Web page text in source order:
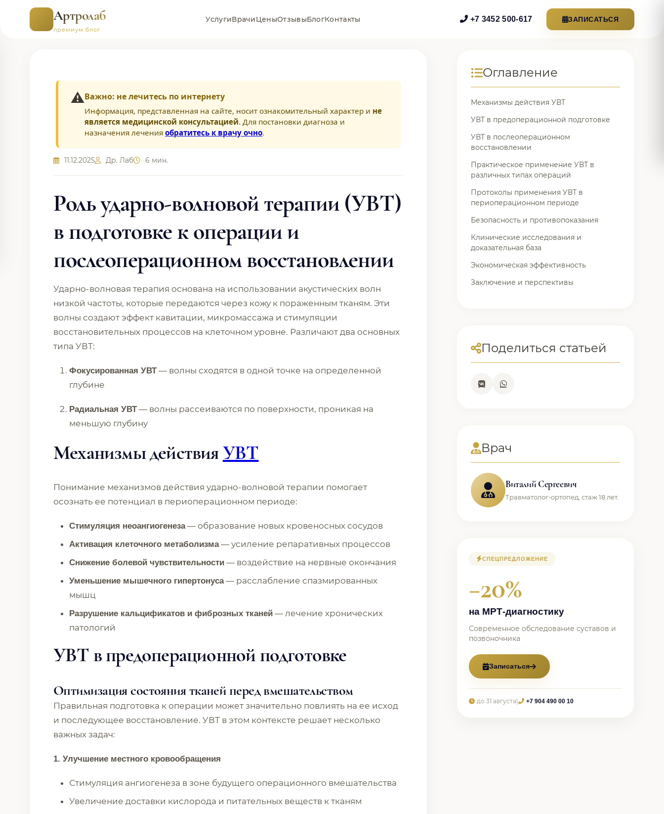
Артролаб
премиум блог
УслугиВрачиЦеныОтзывыБлогКонтакты +7 3452 500-617 ЗАПИСАТЬСЯ
⚠️Важно: не лечитесь по интернету
Информация, представленная на сайте, носит ознакомительный характер и не
является медицинской консультацией. Для постановки диагноза и
назначения лечения обратитесь к врачу очно.
11.12.2025 Др. Лаб 6 мин.
Роль ударно-волновой терапии (УВТ)
в подготовке к операции и
послеоперационном восстановлении
Ударно-волновая терапия основана на использовании акустических волн
низкой частоты, которые передаются через кожу к пораженным тканям. Эти
волны создают эффект кавитации, микромассажа и стимуляции
восстановительных процессов на клеточном уровне. Различают два основных
типа УВТ:
Фокусированная УВТ— волны сходятся в одной точке на определенной
глубине
Радиальная УВТ— волны рассеиваются по поверхности, проникая на
меньшую глубину
Механизмы действияУВТ
Понимание механизмов действия ударно-волновой терапии помогает
осознать ее потенциал в периоперационном периоде:
Стимуляция неоангиогенеза— образование новых кровеносных сосудов
Активация клеточного метаболизма— усиление репаративных процессов
Снижение болевой чувствительности — воздействие на нервные окончания
Уменьшение мышечного гипертонуса— расслабление спазмированных
мышц
Разрушение кальцификатов и фиброзных тканей — лечение хронических
патологий
УВТ в предоперационной подготовке
Оптимизация состояния тканей перед вмешательством
Правильная подготовка к операции может значительно повлиять на ее исход
и последующее восстановление. УВТ в этом контексте решает несколько
важных задач:
1. Улучшение местного кровообращения
Стимуляция ангиогенеза в зоне будущего операционного вмешательства
Увеличение доставки кислорода и питательных веществ к тканям
Оглавление
Механизмы действия УВТ
УВТ в предоперационной подготовке
УВТ в послеоперационном
восстановлении
Практическое применение УВТ в
различных типах операций
Протоколы применения УВТ в
периоперационном периоде
Безопасность и противопоказания
Клинические исследования и
доказательная база
Экономическая эффективность
Заключение и перспективы
Поделиться статьей
Врач
Виталий Сергеевич
Травматолог-ортопед, стаж 18 лет.
СПЕЦПРЕДЛОЖЕНИЕ
−20%
на МРТ-диагностику
Современное обследование суставов и
позвоночника
Записаться
до 31 августа +7 904 490 00 10